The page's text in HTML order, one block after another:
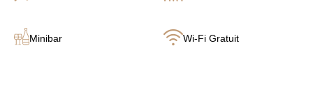
Minibar Wi-Fi Gratuit